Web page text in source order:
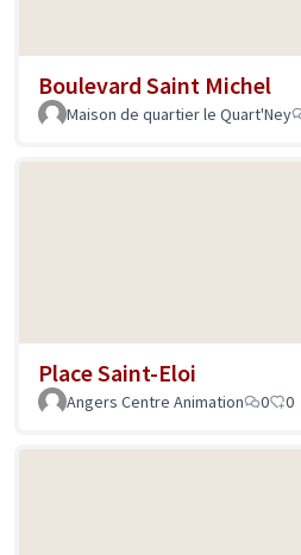
Boulevard Saint Michel
Maison de quartier le Quart'Ney
Place Saint-Eloi
Angers Centre Animation 0 0